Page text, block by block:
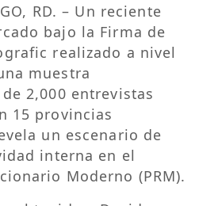
RD. – Un reciente
bajo la Firma de
realizado a nivel
muestra
2,000 entrevistas
15 provincias
un escenario de
interna en el
Moderno (PRM).